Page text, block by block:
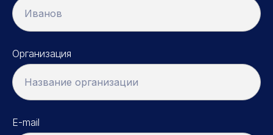
Иванов
Организация
Название организации
E-mail